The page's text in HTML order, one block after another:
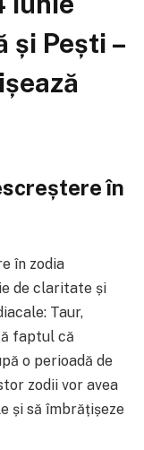
și Pești –
în
în zodia
de claritate și
Taur,
faptul că
o perioadă de
zodii vor avea
și să îmbrățișeze